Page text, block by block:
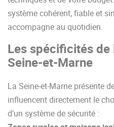
système cohérent, fiable et
accompagne au quotidien.
Les spécificités de
Seine-et-Marne
La Seine-et-Marne présente
influencent directement le
d’un système de sécurité :